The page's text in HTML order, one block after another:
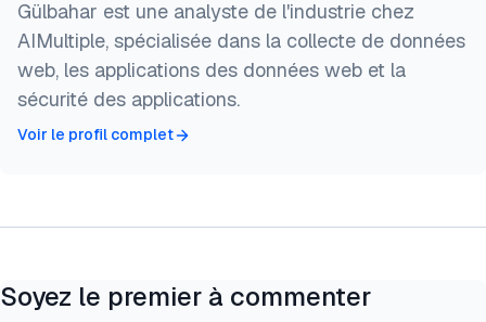
  note   = {AIMultiple. Consulté le 24 Juin 2026}
}
Gülbahar est une analyste de l'industrie chez
AIMultiple, spécialisée dans la collecte de données
web, les applications des données web et la
sécurité des applications.
Voir le profil complet
Soyez le premier à commenter